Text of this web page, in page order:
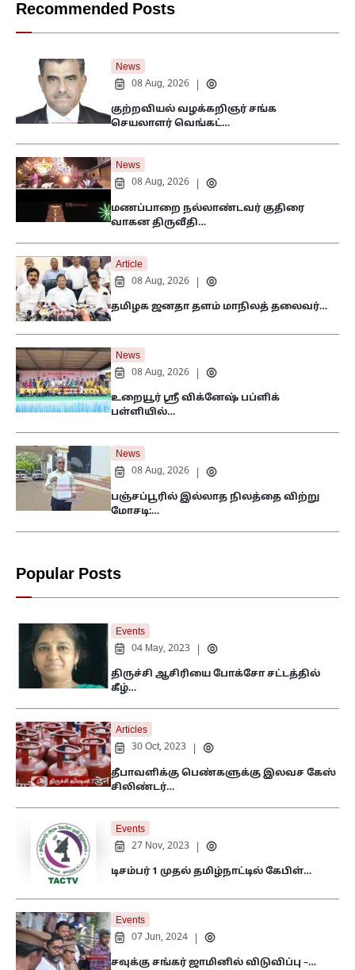
Recommended Posts
News
08 Aug, 2026
குற்றவியல் வழக்கறிஞர் சங்க
செயலாளர் வெங்கட்…
News
08 Aug, 2026
மணப்பாறை நல்லாண்டவர் குதிரை
வாகன திருவீதி…
Article
08 Aug, 2026
தமிழக ஜனதா தளம் மாநிலத் தலைவர்…
News
08 Aug, 2026
உறையூர் ஸ்ரீ விக்னேஷ் பப்ளிக்
பள்ளியில்…
News
08 Aug, 2026
பஞ்சப்பூரில் இல்லாத நிலத்தை விற்று
மோசடி:…
Popular Posts
Events
04 May, 2023
திருச்சி ஆசிரியை போக்சோ சட்டத்தில்
கீழ்…
Articles
30 Oct, 2023
தீபாவளிக்கு பெண்களுக்கு இலவச கேஸ்
சிலிண்டர்…
Events
27 Nov, 2023
டிசம்பர் 1 முதல் தமிழ்நாட்டில் கேபிள்…
Events
07 Jun, 2024
சவுக்கு சங்கர் ஜாமினில் விடுவிப்பு –…